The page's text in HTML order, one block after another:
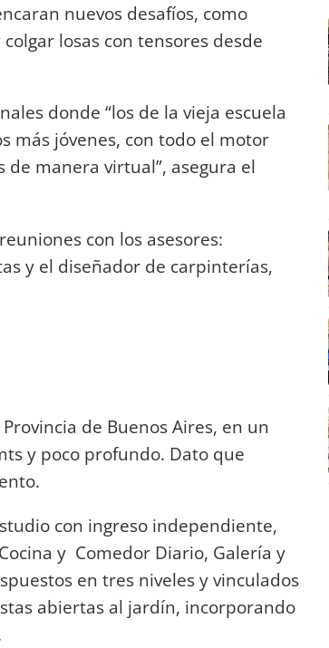
nuevos desafíos, como
losas con tensores desde
donde “los de la vieja escuela
más jóvenes, con todo el motor
manera virtual”, asegura el
con los asesores:
y el diseñador de carpinterías,
de Buenos Aires, en un
y poco profundo. Dato que
con ingreso independiente,
y Comedor Diario, Galería y
en tres niveles y vinculados
abiertas al jardín, incorporando